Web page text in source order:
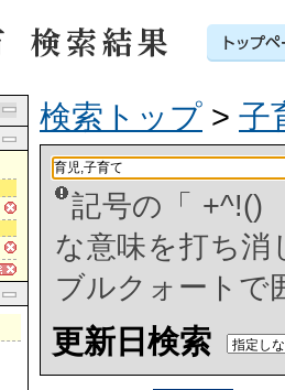
検索トップ > 子
記号の「 +^!()
な意味を打ち
ブルクォートで
更新日検索